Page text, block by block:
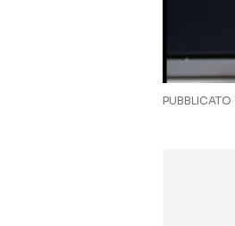
PUBBLICATO